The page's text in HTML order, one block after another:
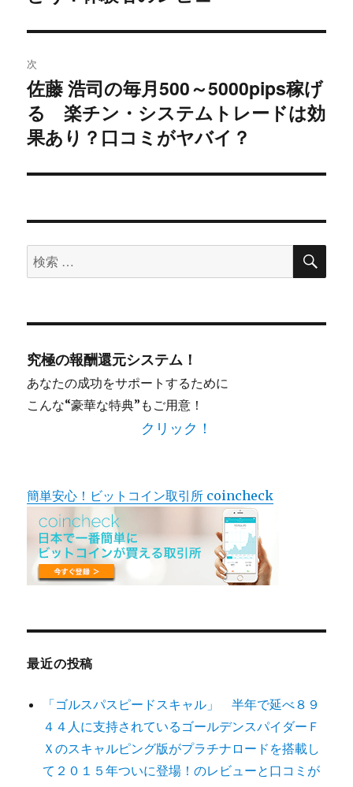
シ
ョ
ン
稿:
次
次
の
投
佐藤 浩司の毎月500～5000pips稼げ
る 楽チン・システムトレードは効
果あり？口コミがヤバイ？
検
索
象:
検
究極の報酬還元システム！
あなたの成功をサポートするために
こんな“豪華な特典”もご用意！
クリック！
簡単安心！ビットコイン取引所 coincheck
最近の投稿
「ゴルスパスピードスキャル」 半年で延べ８９
４４人に支持されているゴールデンスパイダーＦ
Ｘのスキャルピング版がプラチナロードを搭載し
て２０１５年ついに登場！のレビューと口コミが